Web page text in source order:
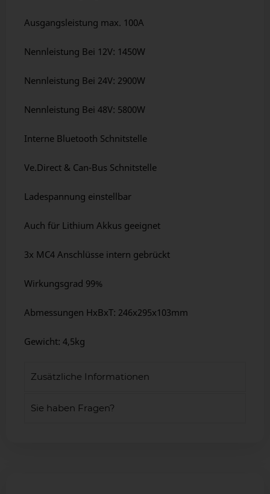
Ausgangsleistung max. 100A
Nennleistung Bei 12V: 1450W
Nennleistung Bei 24V: 2900W
Nennleistung Bei 48V: 5800W
Interne Bluetooth Schnitstelle
Ve.Direct & Can-Bus Schnitstelle
Ladespannung einstellbar
Auch für Lithium Akkus geeignet
3x MC4 Anschlüsse intern gebrückt
Wirkungsgrad 99%
Abmessungen HxBxT: 246x295x103mm
Gewicht: 4,5kg
Zusätzliche Informationen
Sie haben Fragen?